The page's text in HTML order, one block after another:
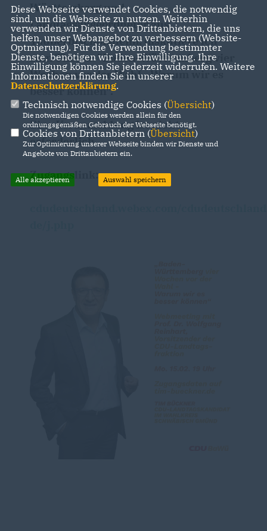
Württemberg und
Landtagsabgeordneter aus
Tauberbischofsheim, diskutiere ich
zum Thema: "Baden-Württemberg vier
Wochen vor der Wahl - Warum wir es
besser können".
Eine Voranmeldung ist nicht
erforderlich.
Zugangslink:
Diese Webseite verwendet Cookies, die notwendig
sind, um die Webseite zu nutzen. Weiterhin
verwenden wir Dienste von Drittanbietern, die uns
helfen, unser Webangebot zu verbessern (Website-
Optmierung). Für die Verwendung bestimmter
Dienste, benötigen wir Ihre Einwilligung. Ihre
Einwilligung können Sie jederzeit widerrufen. Weitere
Informationen finden Sie in unserer
Datenschutzerklärung.
Technisch notwendige Cookies (Übersicht)
Die notwendigen Cookies werden allein für den
ordnungsgemäßen Gebrauch der Webseite benötigt.
Cookies von Drittanbietern (Übersicht)
Zur Optimierung unserer Webseite binden wir Dienste und
Angebote von Drittanbietern ein.
Alle akzeptieren Auswahl speichern